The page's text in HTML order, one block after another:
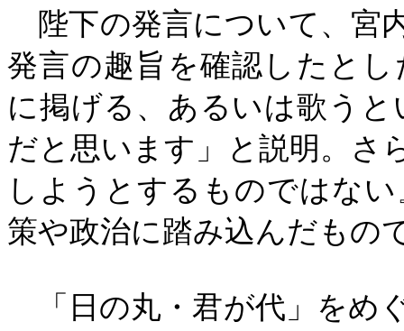
陛下の発言について、宮
発言の趣旨を確認したと
に掲げる、あるいは歌う
だと思います」と説明。さ
しようとするものではな
策や政治に踏み込んだもの
「日の丸・君が代」をめ